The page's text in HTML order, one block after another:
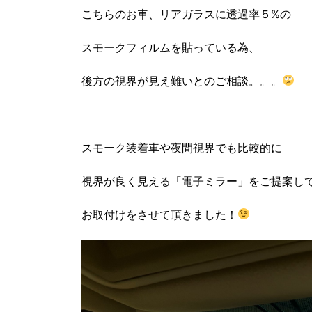
こちらのお車、リアガラスに透過率５%の
スモークフィルムを貼っている為、
後方の視界が見え難いとのご相談。。。
スモーク装着車や夜間視界でも比較的に
視界が良く見える「電子ミラー」をご提案し
お取付けをさせて頂きました！